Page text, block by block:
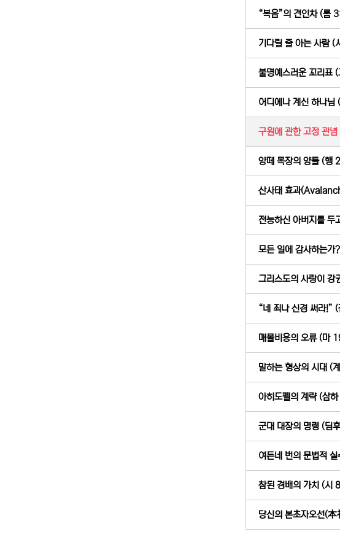
“복음”의 견인차 (롬
기다릴 줄 아는 사람
불명예스러운 꼬리표
어디에나 계신 하나
구원에 관한 고정 관
양떼 목장의 양들 (행
산사태 효과
전능하신 아버지를
모든 일에 감사하는
그리스도의 사랑이
“네 죄나 신경 써라!”
매몰비용의 오류 (마
말하는 형상의 시대 (
아히도펠의 계략 (삼
군대 대장의 명령 (딤
여든네 번의 문법적
참된 경배의 가치 (시
당신의 본초자오선(